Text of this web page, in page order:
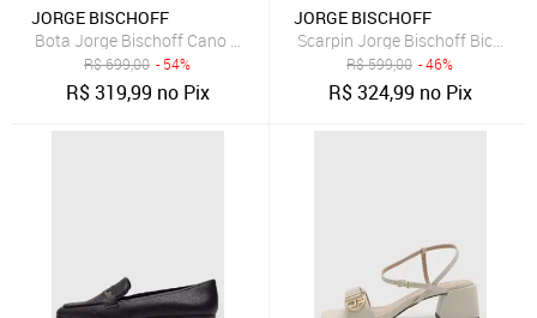
JORGE BISCHOFF
Bota Jorge Bischoff Cano Baixo de Couro Recortes Preta
R$699,00 - 54%
R$319,99 no Pix
JORGE BISCHOFF
Scarpin Jorge Bischoff Bico
R$599,00 - 46%
R$324,99 no Pix